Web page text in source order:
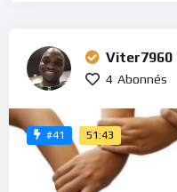
Viter7960
4 Abonnés
#41 51:43